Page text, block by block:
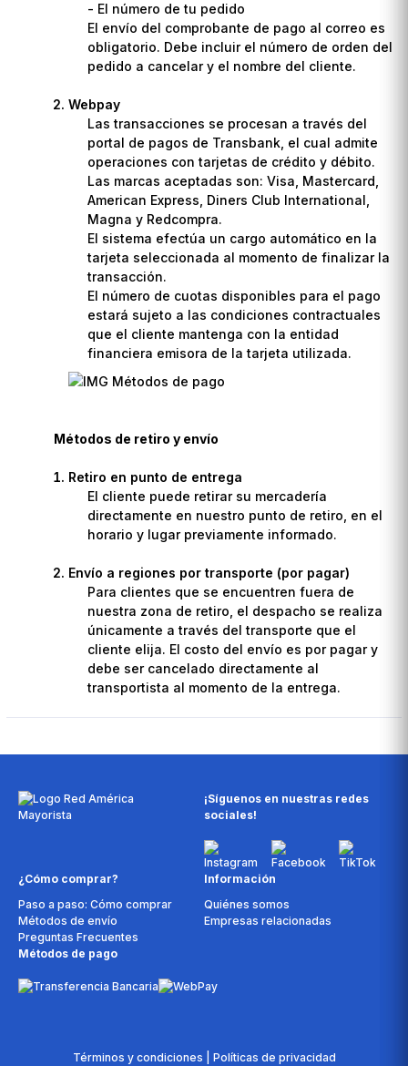
- El número de tu pedido
El envío del comprobante de pago al correo es
obligatorio. Debe incluir el número de orden del
pedido a cancelar y el nombre del cliente.
Webpay
Las transacciones se procesan a través del
portal de pagos de Transbank, el cual admite
operaciones con tarjetas de crédito y débito.
Las marcas aceptadas son: Visa, Mastercard,
American Express, Diners Club International,
Magna y Redcompra.
El sistema efectúa un cargo automático en la
tarjeta seleccionada al momento de finalizar la
transacción.
El número de cuotas disponibles para el pago
estará sujeto a las condiciones contractuales
que el cliente mantenga con la entidad
financiera emisora de la tarjeta utilizada.
Métodos de retiro y envío
Retiro en punto de entrega
El cliente puede retirar su mercadería
directamente en nuestro punto de retiro, en el
horario y lugar previamente informado.
Envío a regiones por transporte (por pagar)
Para clientes que se encuentren fuera de
nuestra zona de retiro, el despacho se realiza
únicamente a través del transporte que el
cliente elija. El costo del envío es por pagar y
debe ser cancelado directamente al
transportista al momento de la entrega.
¡Síguenos en nuestras redes
sociales!
¿Cómo comprar?
Paso a paso: Cómo comprar
Métodos de envío
Preguntas Frecuentes
Información
Quiénes somos
Empresas relacionadas
Métodos de pago
Términos y condiciones | Políticas de privacidad